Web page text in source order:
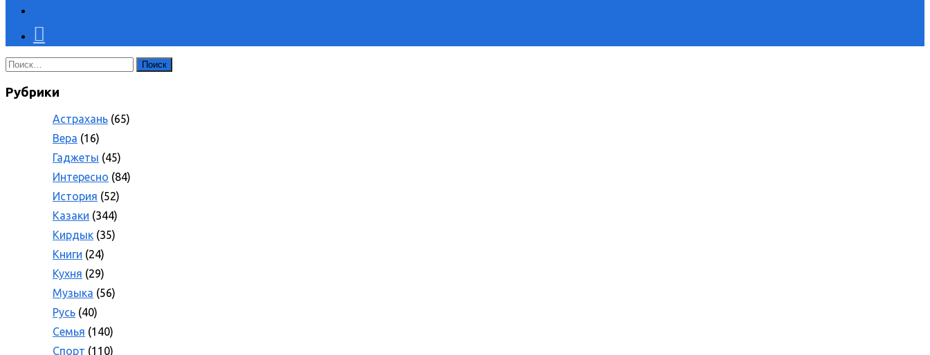
Найти:
Рубрики
Астрахань (65)
Вера (16)
Гаджеты (45)
Интересно (84)
История (52)
Казаки (344)
Кирдык (35)
Книги (24)
Кухня (29)
Музыка (56)
Русь (40)
Семья (140)
Спорт (110)